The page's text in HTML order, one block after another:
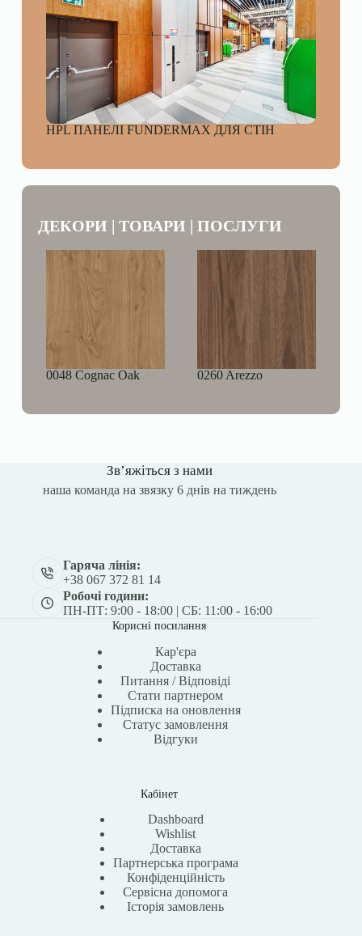
HPL ПАНЕЛІ FUNDERMAX ДЛЯ СТІН
ДЕКОРИ | ТОВАРИ | ПОСЛУГИ
0048 Cognac Oak 0260 Arezzo
Зв’яжіться з нами
наша команда на звязку 6 днів на тиждень
Гаряча лінія:
+38 067 372 81 14
Робочі години:
ПН-ПТ: 9:00 - 18:00 | СБ: 11:00 - 16:00
Корисні посилання
Кар'єра
Доставка
Питання / Відповіді
Стати партнером
Підписка на оновлення
Статус замовлення
Відгуки
Кабінет
Dashboard
Wishlist
Доставка
Партнерська програма
Конфіденційність
Сервісна допомога
Історія замовлень